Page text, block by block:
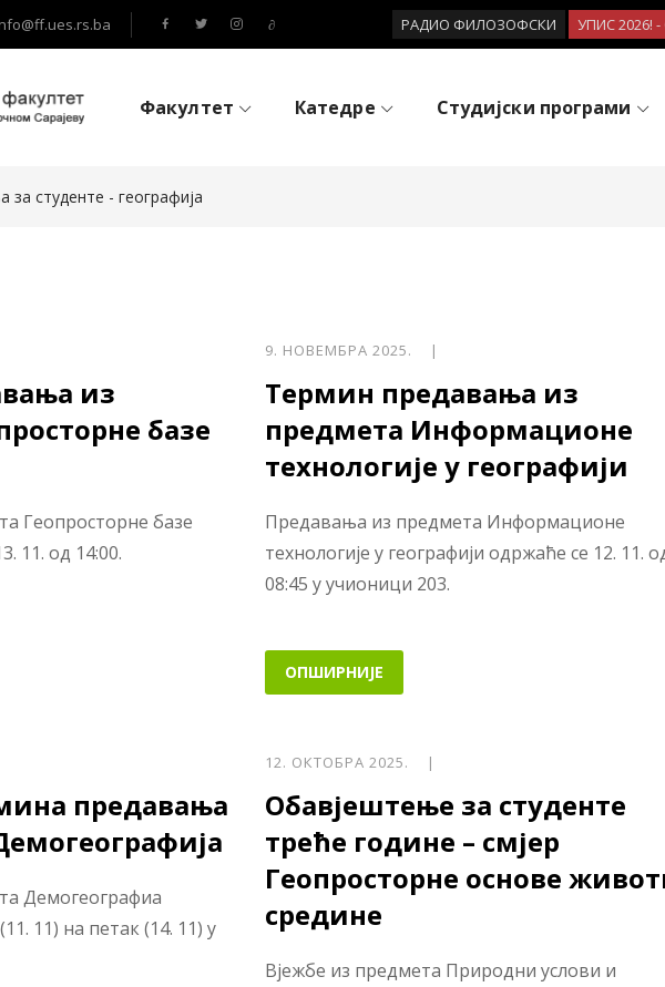
РАДИО ФИЛОЗОФСКИ УПИС 2026!
Факултет Катедре Студијски програми
студенте - географија
из
базе
Геопросторне базе
11. од 14:00.
9. НОВЕМБРА 2025. |
Термин предавања из
предмета Информационе
технологије у географији
Предавања из предмета Информационе
технологије у географији одржаће се 12. 11.
08:45 у учионици 203.
ОПШИРНИЈЕ
предавања
Демогеографиа
11) на петак (14. 11) у
12. ОКТОБРА 2025. |
Обавјештење за студенте
треће године – смјер
Геопросторне основе
средине
Вјежбе из предмета Природни услови и